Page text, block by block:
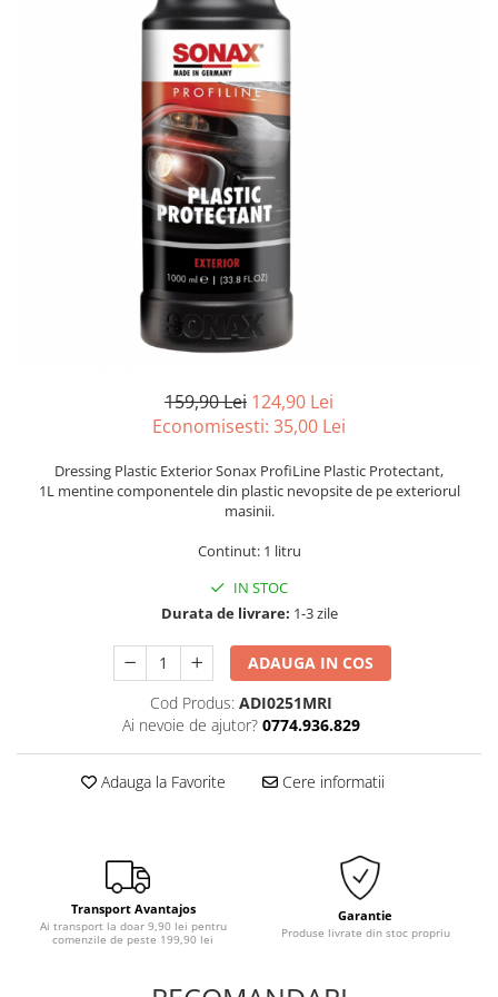
Organizatoare auto
Parasolare si jaluzele
Suporturi bauturi
Tratament Hidrofob
159,90 Lei 124,90 Lei
Economisesti: 35,00 Lei
Dressing Plastic Exterior Sonax ProfiLine Plastic Protectant,
1L mentine componentele din plastic nevopsite de pe exteriorul
masinii.
Continut: 1 litru
IN STOC
Durata de livrare: 1-3 zile
ADAUGA IN COS
Cod Produs: ADI0251MRI
Ai nevoie de ajutor? 0774.936.829
Adauga la Favorite Cere informatii
Transport Avantajos
Ai transport la doar 9,90 lei pentru
comenzile de peste 199,90 lei
Garantie
Produse livrate din stoc propriu